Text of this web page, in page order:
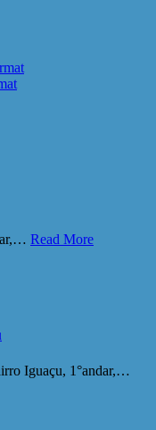
Read More
Iguaçu, 1°andar,…